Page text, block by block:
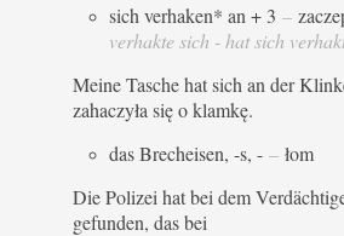
sich verhaken* an + 3 –
verhakte sich - hat sich
Meine Tasche hat sich an der
zahaczyła się o klamkę.
das Brecheisen, -s, - – łom
Die Polizei hat bei dem
gefunden, das bei